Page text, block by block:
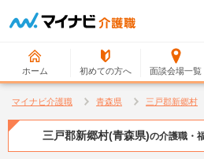
ホーム 初めての方へ 面談会場一覧
マイナビ介護職 青森県 三戸郡新郷村
三戸郡新郷村(青森県)の介護職・